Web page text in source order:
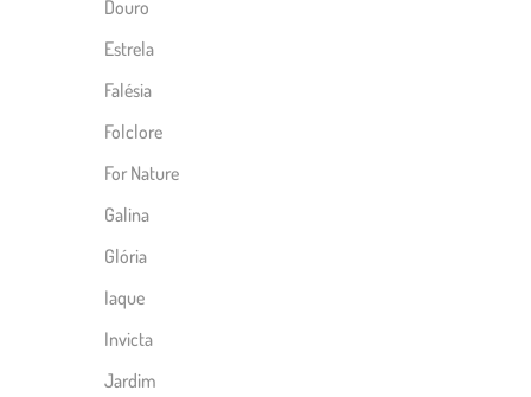
Douro
Estrela
Falésia
Folclore
For Nature
Galina
Glória
Iaque
Invicta
Jardim